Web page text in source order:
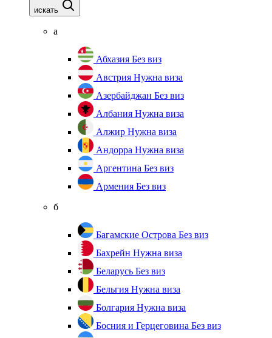
искать
а
Абхазия Без виз
Австрия Нужна виза
Азербайджан Без виз
Албания Нужна виза
Алжир Нужна виза
Андорра Нужна виза
Аргентина Без виз
Армения Без виз
б
Багамские Острова Без виз
Бахрейн Нужна виза
Беларусь Без виз
Бельгия Нужна виза
Болгария Нужна виза
Босния и Герцеговина Без виз